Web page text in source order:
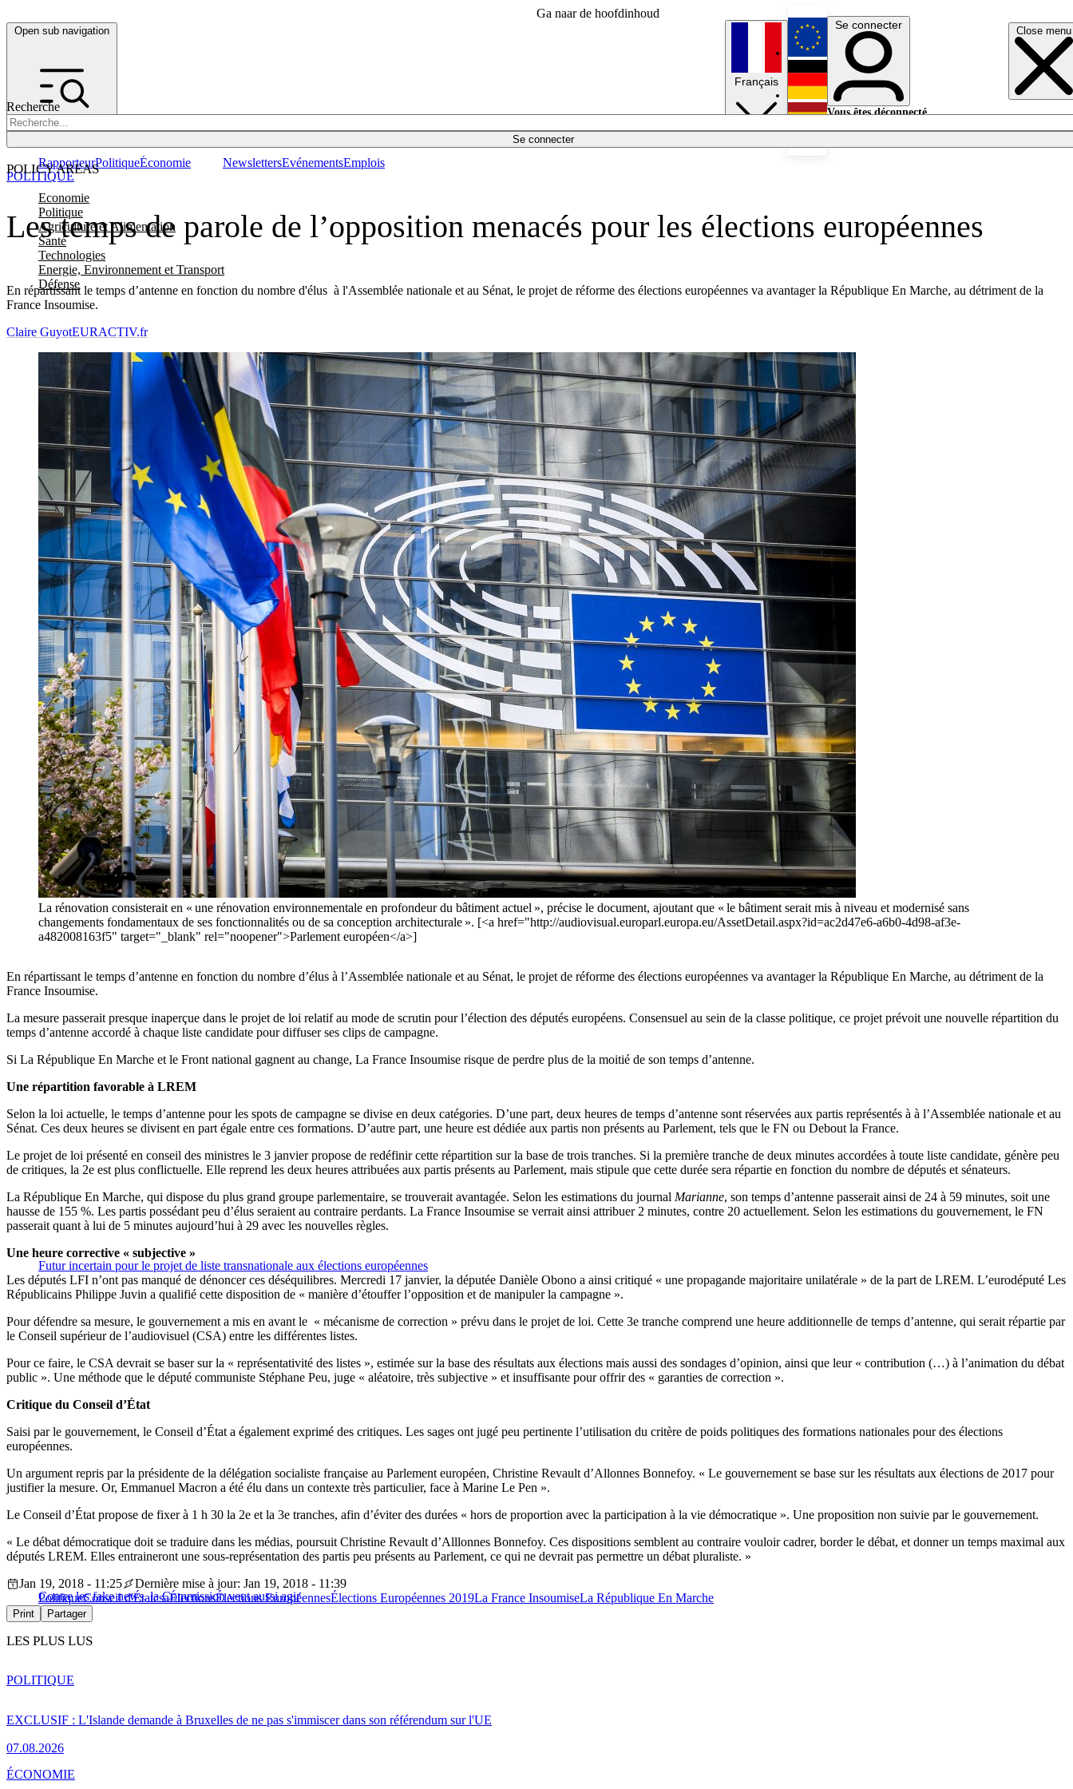
Ga naar de hoofdinhoud
Open sub navigation Close menu
Recherche
Se connecter
POLICY AREAS
Economie
Politique
Agriculture et Alimentation
Santé
Technologies
Energie, Environnement et Transport
Défense
RapporteurPolitiqueÉconomie NewslettersEvénementsEmplois
Français
English
Deutsch
Se connecter
Vous êtes déconnecté.
Les temps de parole de l’opposition menacés pour les élections européennes
En répartissant le temps d’antenne en fonction du nombre d'élus à l'Assemblée nationale et au Sénat, le projet de réforme des élections européennes va avantager la République En Marche, au détriment de la
France Insoumise.
POLITIQUE
Claire GuyotEURACTIV.fr
La rénovation consisterait en « une rénovation environnementale en profondeur du bâtiment actuel », précise le document, ajoutant que « le bâtiment serait mis à niveau et modernisé sans
changements fondamentaux de ses fonctionnalités ou de sa conception architecturale ». [<a href="http://audiovisual.europarl.europa.eu/AssetDetail.aspx?id=ac2d47e6-a6b0-4d98-af3e-
a482008163f5" target="_blank" rel="noopener">Parlement européen</a>]
En répartissant le temps d’antenne en fonction du nombre d’élus à l’Assemblée nationale et au Sénat, le projet de réforme des élections européennes va avantager la République En Marche, au détriment de la
France Insoumise.
La mesure passerait presque inaperçue dans le projet de loi relatif au mode de scrutin pour l’élection des députés européens. Consensuel au sein de la classe politique, ce projet prévoit une nouvelle répartition du
temps d’antenne accordé à chaque liste candidate pour diffuser ses clips de campagne.
Si La République En Marche et le Front national gagnent au change, La France Insoumise risque de perdre plus de la moitié de son temps d’antenne.
Une répartition favorable à LREM
Selon la loi actuelle, le temps d’antenne pour les spots de campagne se divise en deux catégories. D’une part, deux heures de temps d’antenne sont réservées aux partis représentés à à l’Assemblée nationale et au
Sénat. Ces deux heures se divisent en part égale entre ces formations. D’autre part, une heure est dédiée aux partis non présents au Parlement, tels que le FN ou Debout la France.
Le projet de loi présenté en conseil des ministres le 3 janvier propose de redéfinir cette répartition sur la base de trois tranches. Si la première tranche de deux minutes accordées à toute liste candidate, génère peu
de critiques, la 2e est plus conflictuelle. Elle reprend les deux heures attribuées aux partis présents au Parlement, mais stipule que cette durée sera répartie en fonction du nombre de députés et sénateurs.
La République En Marche, qui dispose du plus grand groupe parlementaire, se trouverait avantagée. Selon les estimations du journal Marianne, son temps d’antenne passerait ainsi de 24 à 59 minutes, soit une
hausse de 155 %. Les partis possédant peu d’élus seraient au contraire perdants. La France Insoumise se verrait ainsi attribuer 2 minutes, contre 20 actuellement. Selon les estimations du gouvernement, le FN
passerait quant à lui de 5 minutes aujourd’hui à 29 avec les nouvelles règles.
Futur incertain pour le projet de liste transnationale aux élections européennes
Une heure corrective « subjective »
Les députés LFI n’ont pas manqué de dénoncer ces déséquilibres. Mercredi 17 janvier, la députée Danièle Obono a ainsi critiqué « une propagande majoritaire unilatérale » de la part de LREM. L’eurodéputé Les
Républicains Philippe Juvin a qualifié cette disposition de « manière d’étouffer l’opposition et de manipuler la campagne ».
Pour défendre sa mesure, le gouvernement a mis en avant le « mécanisme de correction » prévu dans le projet de loi. Cette 3e tranche comprend une heure additionnelle de temps d’antenne, qui serait répartie par
le Conseil supérieur de l’audiovisuel (CSA) entre les différentes listes.
Pour ce faire, le CSA devrait se baser sur la « représentativité des listes », estimée sur la base des résultats aux élections mais aussi des sondages d’opinion, ainsi que leur « contribution (…) à l’animation du débat
public ». Une méthode que le député communiste Stéphane Peu, juge « aléatoire, très subjective » et insuffisante pour offrir des « garanties de correction ».
Critique du Conseil d’État
Saisi par le gouvernement, le Conseil d’État a également exprimé des critiques. Les sages ont jugé peu pertinente l’utilisation du critère de poids politiques des formations nationales pour des élections
européennes.
Un argument repris par la présidente de la délégation socialiste française au Parlement européen, Christine Revault d’Allonnes Bonnefoy. « Le gouvernement se base sur les résultats aux élections de 2017 pour
justifier la mesure. Or, Emmanuel Macron a été élu dans un contexte très particulier, face à Marine Le Pen ».
Le Conseil d’État propose de fixer à 1 h 30 la 2e et la 3e tranches, afin d’éviter des durées « hors de proportion avec la participation à la vie démocratique ». Une proposition non suivie par le gouvernement.
« Le débat démocratique doit se traduire dans les médias, poursuit Christine Revault d’Alllonnes Bonnefoy. Ces dispositions semblent au contraire vouloir cadrer, border le débat, et donner un temps maximal aux
députés LREM. Elles entraineront une sous-représentation des partis peu présents au Parlement, ce qui ne devrait pas permettre un débat pluraliste. »
Contre les fake news, la Commission veut aussi agir
Jan 19, 2018 - 11:25
Dernière mise à jour: Jan 19, 2018 - 11:39
PolitiqueConseil d'ÉtatcsaÉlectionsÉlections EuropéennesÉlections Européennes 2019La France InsoumiseLa République En Marche
Print Partager
LES PLUS LUS
EXCLUSIF : L'Islande demande à Bruxelles de ne pas s'immiscer dans son référendum sur l'UE
07.08.2026
POLITIQUE
ÉCONOMIE